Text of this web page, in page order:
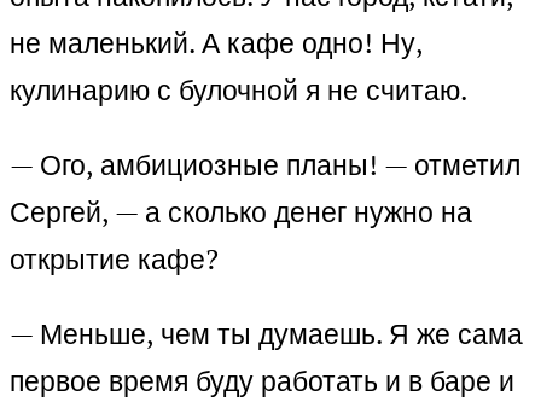
не маленький. А кафе одно! Ну,
кулинарию с булочной я не считаю.
— Ого, амбициозные планы! — отметил
Сергей, — а сколько денег нужно на
открытие кафе?
— Меньше, чем ты думаешь. Я же сама
первое время буду работать и в баре и